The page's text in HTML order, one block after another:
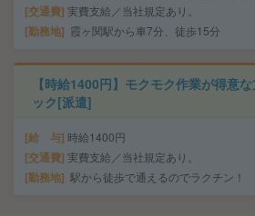
交通費 実費支給／当社規定あり。
勤務地 霞ヶ関駅から車7分、徒歩15分
【時給1400円】モクモク作業が得意
ック[派遣]
給 与 時給1400円
交通費 実費支給／当社規定あり。
勤務地 駅から徒歩で通えるのでラクチン！